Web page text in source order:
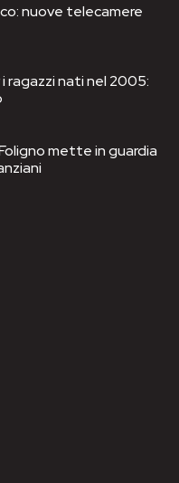
nuove telecamere
ragazzi nati nel 2005:
mette in guardia